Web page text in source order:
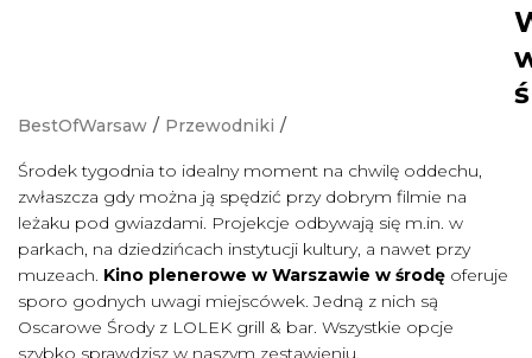
BestOfWarsaw / Przewodniki /
Środek tygodnia to idealny moment na chwilę oddechu,
zwłaszcza gdy można ją spędzić przy dobrym filmie na
leżaku pod gwiazdami. Projekcje odbywają się m.in. w
parkach, na dziedzińcach instytucji kultury, a nawet przy
muzeach. Kino plenerowe w Warszawie w środę oferuje
sporo godnych uwagi miejscówek. Jedną z nich są
Oscarowe Środy z LOLEK grill & bar. Wszystkie opcje
szybko sprawdzisz w naszym zestawieniu.